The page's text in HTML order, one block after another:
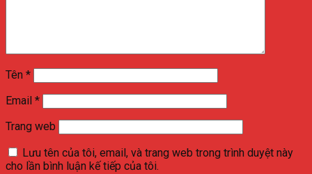
Tên *
Email *
Trang web
Lưu tên của tôi, email, và trang web trong trình duyệt này
cho lần bình luận kế tiếp của tôi.